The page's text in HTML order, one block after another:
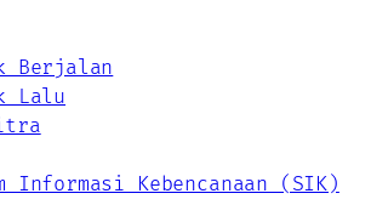
Berjalan
Lalu
Informasi Kebencanaan (SIK)